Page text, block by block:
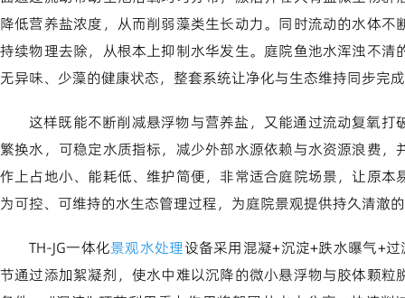
降低营养盐浓度，从而削弱藻类生长动力。同时流动的水体
持续物理去除，从根本上抑制水华发生。庭院鱼池水浑浊不
无异味、少藻的健康状态，整套系统让净化与生态维持同步完
这样既能不断削减悬浮物与营养盐，又能通过流动复氧
繁换水，可稳定水质指标，减少外部水源依赖与水资源浪费
作上占地小、能耗低、维护简便，非常适合庭院场景，让原
为可控、可维持的水生态管理过程，为庭院景观提供持久清澈
TH-JG一体化景观水处理设备采用混凝+沉淀+跌水曝气+
节通过添加絮凝剂，使水中难以沉降的微小悬浮物与胶体颗